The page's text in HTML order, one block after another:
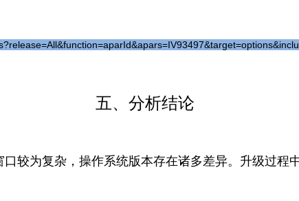
五、分析结论
较为复杂，操作系统版本存在诸多差异。升级过程